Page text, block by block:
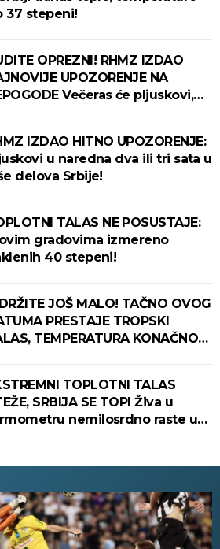
37 stepeni!
OPREZNI! RHMZ IZDAO
UPOZORENJE NA
Večeras će pljuskovi,
IZDAO HITNO UPOZORENJE:
u naredna dva ili tri sata u
delova Srbije!
TALAS NE POSUSTAJE:
gradovima izmereno
40 stepeni!
JOŠ MALO! TAČNO OVOG
PRESTAJE TROPSKI
TEMPERATURA KONAČNO
TOPLOTNI TALAS
SRBIJA SE TOPI Živa u
nemilosrdno raste u